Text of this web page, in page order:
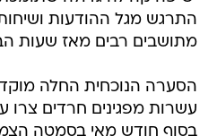
התרגש מגל ההודעות
מתושבים רבים מאז שעות
הסערה הנוכחית החלה
עשרות מפגינים חרדים
בסוף חודש מאי בסמטה